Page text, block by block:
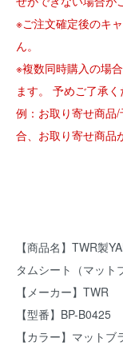
※ご注文確定後のキ
ん。
※複数同時購入の場
ます。 予めご了承く
例：お取り寄せ商品
合、お取り寄せ商品
【商品名】TWR製
タムシート（マット
【メーカー】TWR
【型番】BP-B0425
【カラー】マットブ